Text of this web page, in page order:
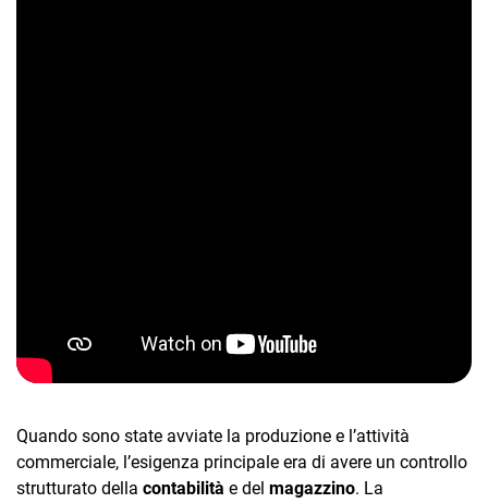
Quando sono state avviate la produzione e l’attività
commerciale, l’esigenza principale era di avere un controllo
strutturato della contabilità e del magazzino. La